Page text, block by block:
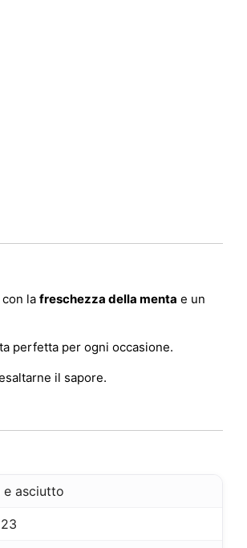
con la freschezza della menta e un
perfetta per ogni occasione.
il sapore.
e asciutto